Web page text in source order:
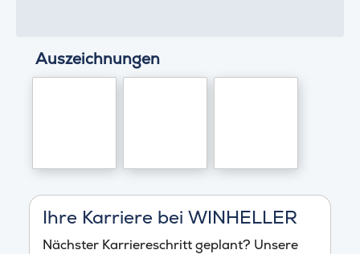
Auszeichnungen
Ihre Karriere bei WINHELLER
Nächster Karriereschritt geplant? Unsere